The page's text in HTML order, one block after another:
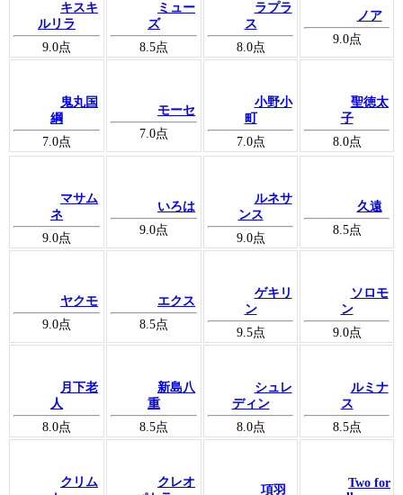
キスキ
ルリラ
9.0点
ミュー
ズ
8.5点
ラプラ
ス
8.0点
ノア
9.0点
鬼丸国
綱
7.0点
モーセ
7.0点
小野小
町
7.0点
聖徳太
子
8.0点
マサム
ネ
9.0点
いろは
9.0点
ルネサ
ンス
9.0点
久遠
8.5点
ヤクモ
9.0点
エクス
8.5点
ゲキリ
ン
9.5点
ソロモ
ン
9.0点
月下老
人
8.0点
新島八
重
8.5点
シュレ
ディン
8.0点
ルミナ
ス
8.5点
クリム
クレオ
項羽
Two for